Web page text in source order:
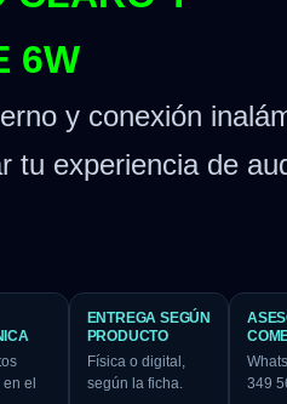
6W
y conexión
tu experiencia de
en el
ENTREGA SEGÚN
PRODUCTO
Física o digital,
según la ficha.
349